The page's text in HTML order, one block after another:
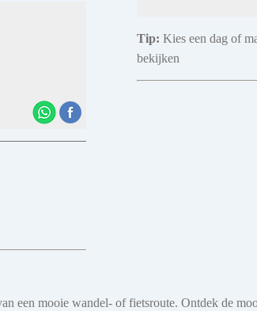
Tip: Kies een dag of
bekijken
een mooie wandel- of fietsroute. Ontdek de